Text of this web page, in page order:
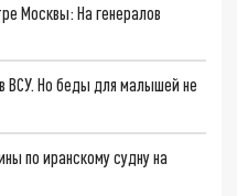
Москвы: На генералов
ВСУ. Но беды для малышей не
по иранскому судну на